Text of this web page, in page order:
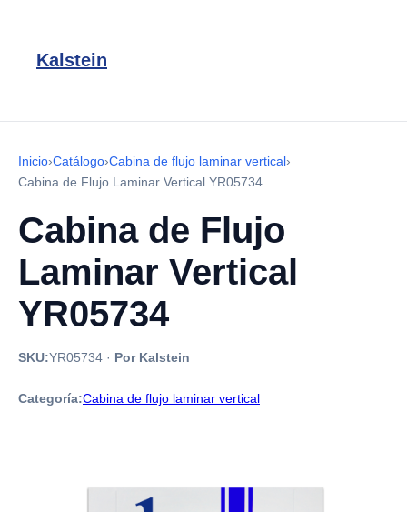
Kalstein
Inicio›Catálogo›Cabina de flujo laminar vertical›
Cabina de Flujo Laminar Vertical YR05734
Cabina de Flujo
Laminar Vertical
YR05734
SKU:YR05734 · Por Kalstein
Categoría:Cabina de flujo laminar vertical